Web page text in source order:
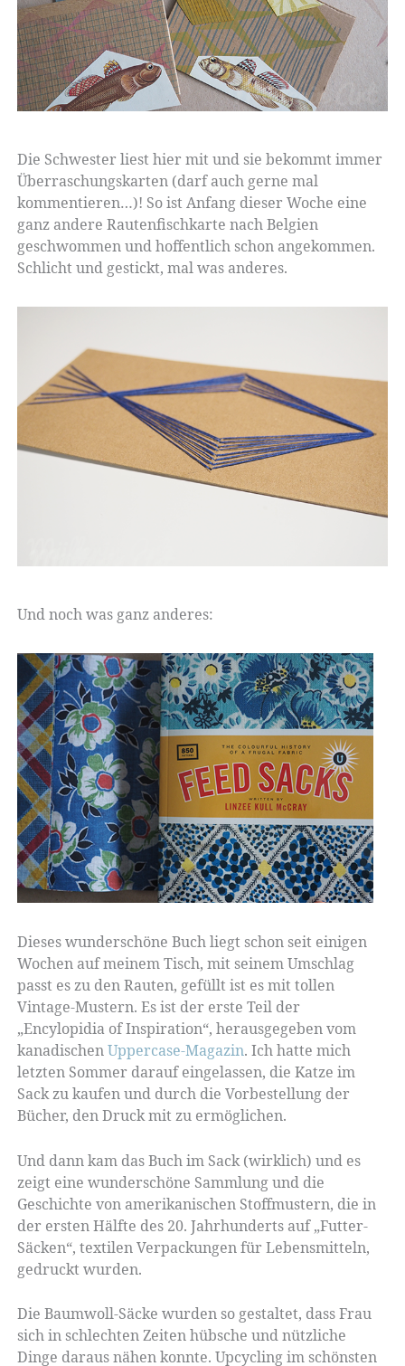
Die Schwester liest hier mit und sie bekommt immer
Überraschungskarten (darf auch gerne mal
kommentieren…)! So ist Anfang dieser Woche eine
ganz andere Rautenfischkarte nach Belgien
geschwommen und hoffentlich schon angekommen.
Schlicht und gestickt, mal was anderes.
Und noch was ganz anderes:
Dieses wunderschöne Buch liegt schon seit einigen
Wochen auf meinem Tisch, mit seinem Umschlag
passt es zu den Rauten, gefüllt ist es mit tollen
Vintage-Mustern. Es ist der erste Teil der
„Encylopidia of Inspiration“, herausgegeben vom
kanadischenUppercase-Magazin. Ich hatte mich
letzten Sommer darauf eingelassen, die Katze im
Sack zu kaufen und durch die Vorbestellung der
Bücher, den Druck mit zu ermöglichen.
Und dann kam das Buch im Sack (wirklich) und es
zeigt eine wunderschöne Sammlung und die
Geschichte von amerikanischen Stoffmustern, die in
der ersten Hälfte des 20. Jahrhunderts auf „Futter-
Säcken“, textilen Verpackungen für Lebensmitteln,
gedruckt wurden.
Die Baumwoll-Säcke wurden so gestaltet, dass Frau
sich in schlechten Zeiten hübsche und nützliche
Dinge daraus nähen konnte. Upcycling im schönsten